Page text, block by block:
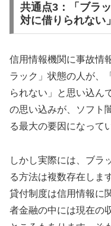
共通点3：「ブラ
対に借りられない
信用情報機関に事故情
ラック」状態の人が、
られない」と思い込ん
の思い込みが、ソフト
る最大の要因になって
しかし実際には、ブラ
る方法は複数存在しま
貸付制度は信用情報に
者金融の中には現在の